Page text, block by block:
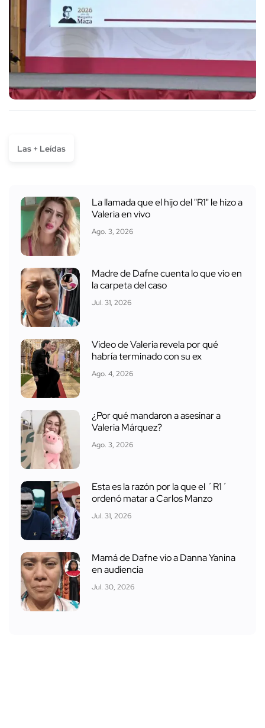
Las + Leídas
La llamada que el hijo del "R1" le hizo a
Valeria en vivo
Ago. 3, 2026
Madre de Dafne cuenta lo que vio en
la carpeta del caso
Jul. 31, 2026
Video de Valeria revela por qué
habría terminado con su ex
Ago. 4, 2026
¿Por qué mandaron a asesinar a
Valeria Márquez?
Ago. 3, 2026
Esta es la razón por la que el ´R1´
ordenó matar a Carlos Manzo
Jul. 31, 2026
Mamá de Dafne vio a Danna Yanina
en audiencia
Jul. 30, 2026